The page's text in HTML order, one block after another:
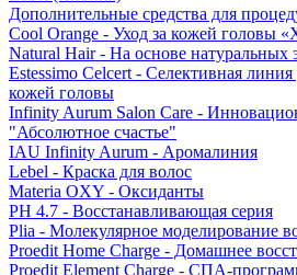
Дополнительные средства для
Cool Orange - Уход за кожей головы
Natural Hair - На основе натуральных
Estessimo Celcert - Селективная линия
кожей головы
Infinity Aurum Salon Care -
"Абсолютное счастье"
IAU Infinity Aurum - Аромалиния
Lebel - Краска для волос
Materia OXY - Оксиданты
PH 4.7 - Восстанавливающая серия
Plia - Молекулярное моделирование
Proedit Home Charge - Домашнее
Proedit Element Charge - СПА-